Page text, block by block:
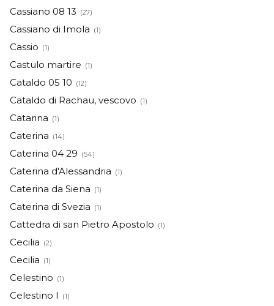
Cassiano 08 13 (27)
Cassiano di Imola (1)
Cassio (1)
Castulo martire (1)
Cataldo 05 10 (12)
Cataldo di Rachau, vescovo (1)
Catarina (1)
Caterina (14)
Caterina 04 29 (54)
Caterina d'Alessandria (1)
Caterina da Siena (1)
Caterina di Svezia (1)
Cattedra di san Pietro Apostolo (1)
Cecilia (2)
Cecilia (1)
Celestino (1)
Celestino I (1)